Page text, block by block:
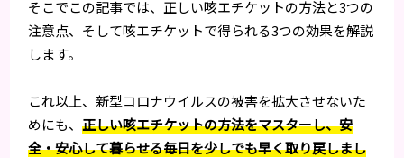
そこでこの記事では、正しい咳エチケットの方法と3つの
注意点、そして咳エチケットで得られる3つの効果を解説
します。
これ以上、新型コロナウイルスの被害を拡大させないた
めにも、正しい咳エチケットの方法をマスターし、安
全・安心して暮らせる毎日を少しでも早く取り戻しまし